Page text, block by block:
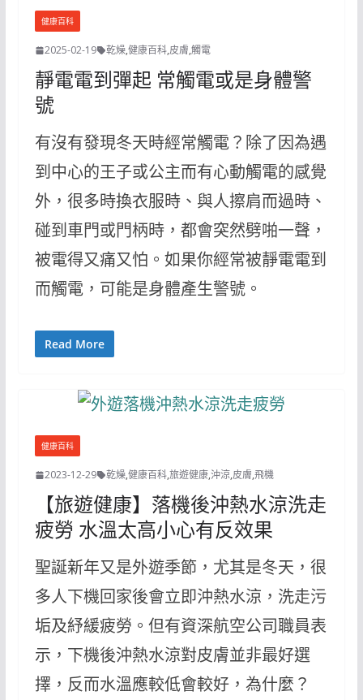
健康百科
2025-02-19 乾燥,健康百科,皮膚,觸電
靜電電到彈起 常觸電或是身體警
號
有沒有發現冬天時經常觸電？除了因為遇
到中心的王子或公主而有心動觸電的感覺
外，很多時換衣服時、與人擦肩而過時、
碰到車門或門柄時，都會突然劈啪一聲，
被電得又痛又怕。如果你經常被靜電電到
而觸電，可能是身體產生警號。
Read More
健康百科
2023-12-29 乾燥,健康百科,旅遊健康,沖涼,皮膚,飛機
【旅遊健康】落機後沖熱水涼洗走
疲勞 水溫太高小心有反效果
聖誕新年又是外遊季節，尤其是冬天，很
多人下機回家後會立即沖熱水涼，洗走污
垢及紓緩疲勞。但有資深航空公司職員表
示，下機後沖熱水涼對皮膚並非最好選
擇，反而水溫應較低會較好，為什麼？